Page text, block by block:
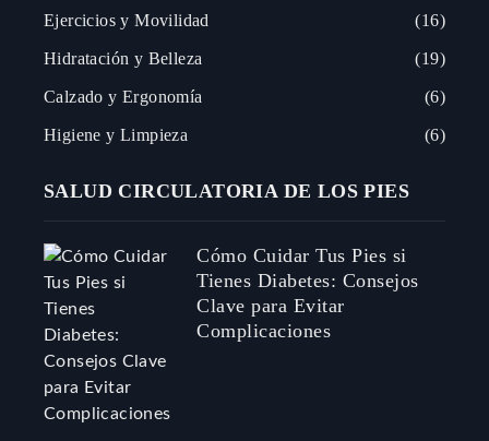
Ejercicios y Movilidad 16
Hidratación y Belleza 19
Calzado y Ergonomía 6
Higiene y Limpieza 6
SALUD CIRCULATORIA DE LOS PIES
Cómo Cuidar Tus Pies si
Tienes Diabetes: Consejos
Clave para Evitar
Complicaciones